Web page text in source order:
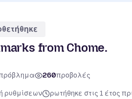
from Chome.
260προβολές
ρυθμίσεων ρωτήθηκε στις 1 έτος